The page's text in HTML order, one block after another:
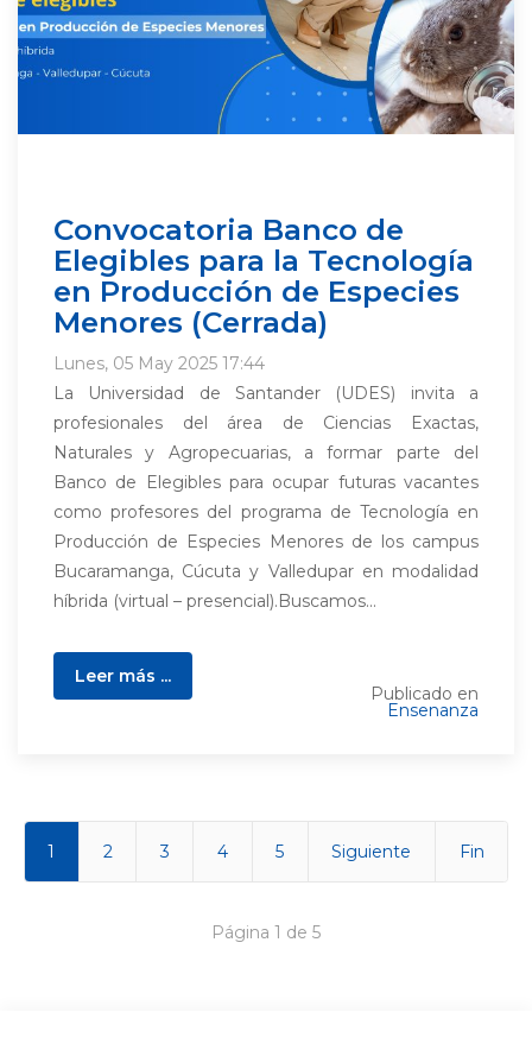
Convocatoria Banco de
Elegibles para la Tecnología
en Producción de Especies
Menores (Cerrada)
Lunes, 05 May 2025 17:44
La Universidad de Santander (UDES) invita a
profesionales del área de Ciencias Exactas,
Naturales y Agropecuarias, a formar parte del
Banco de Elegibles para ocupar futuras vacantes
como profesores del programa de Tecnología en
Producción de Especies Menores de los campus
Bucaramanga, Cúcuta y Valledupar en modalidad
híbrida (virtual – presencial).Buscamos...
Leer más ...
Publicado en
Ensenanza
1 2 3 4 5 Siguiente Fin
Página 1 de 5